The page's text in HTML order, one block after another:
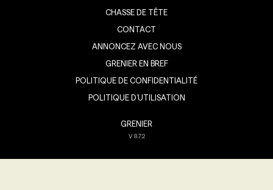
CHASSE DE TÊTE
CONTACT
ANNONCEZ AVEC NOUS
GRENIER EN BREF
POLITIQUE DE CONFIDENTIALITÉ
POLITIQUE D’UTILISATION
GRENIER
V8.7.2